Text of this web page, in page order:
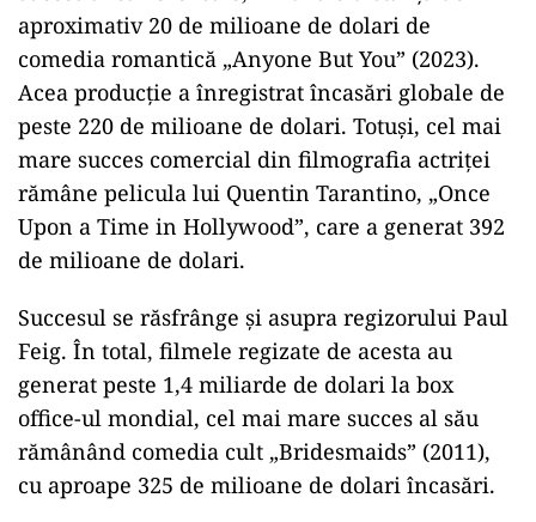
aproximativ 20 de milioane de dolari de
comedia romantică „Anyone But You” (2023).
Acea producție a înregistrat încasări globale de
peste 220 de milioane de dolari. Totuși, cel mai
mare succes comercial din filmografia actriței
rămâne pelicula lui Quentin Tarantino, „Once
Upon a Time in Hollywood”, care a generat 392
de milioane de dolari.
Succesul se răsfrânge și asupra regizorului Paul
Feig. În total, filmele regizate de acesta au
generat peste 1,4 miliarde de dolari la box
office-ul mondial, cel mai mare succes al său
rămânând comedia cult „Bridesmaids” (2011),
cu aproape 325 de milioane de dolari încasări.